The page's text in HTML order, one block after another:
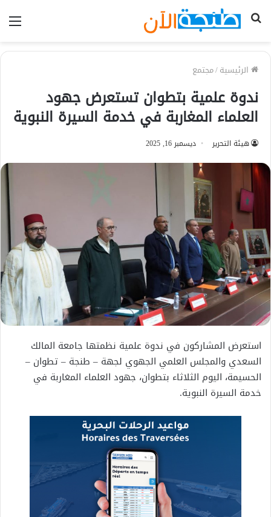
بحث
الرئيسية/مجتمع
ندوة علمية بتطوان تستعرض جهود
العلماء المغاربة في خدمة السيرة النبوية
هيئة التحرير ديسمبر 16, 2025
استعرض المشاركون في ندوة علمية نظمتها جامعة المالك
السعدي والمجلس العلمي الجهوي لجهة – طنجة – تطوان –
الحسيمة، اليوم الثلاثاء بتطوان، جهود العلماء المغاربة في
خدمة السيرة النبوية.